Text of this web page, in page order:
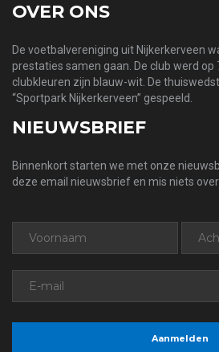
OVER ONS
De voetbalvereniging uit Nijkerkerveen
prestaties samen gaan. De club werd op
clubkleuren zijn blauw-wit. De
“Sportpark Nijkerkerveen” gespeeld.
NIEUWSBRIEF
Binnenkort starten we met onze
deze email nieuwsbrief en mis niets